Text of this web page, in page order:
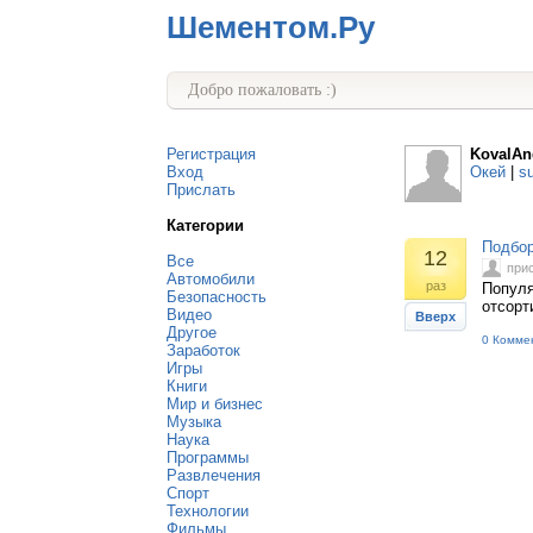
Шементом.Ру
Добро пожаловать :)
Регистрация
Вход
Прислать
Категории
Все
Автомобили
Безопасность
Видео
Другое
Заработок
Игры
Книги
Мир и бизнес
Музыка
Наука
Программы
Развлечения
Спорт
Технологии
Фильмы
Окей
12
раз
Вверх
0